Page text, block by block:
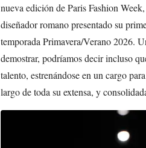
nueva edición de Paris Fashion
diseñador romano presentado su
temporada Primavera/Verano 2026.
demostrar, podríamos decir incluso
talento, estrenándose en un cargo
largo de toda su extensa, y